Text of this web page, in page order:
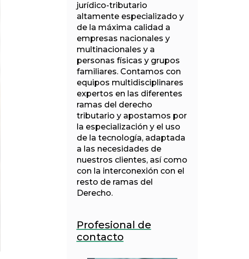
jurídico-tributario
altamente especializado y
de la máxima calidad a
empresas nacionales y
multinacionales y a
personas físicas y grupos
familiares. Contamos con
equipos multidisciplinares
expertos en las diferentes
ramas del derecho
tributario y apostamos por
la especialización y el uso
de la tecnología, adaptada
a las necesidades de
nuestros clientes, así como
con la interconexión con el
resto de ramas del
Derecho.
Profesional de
contacto